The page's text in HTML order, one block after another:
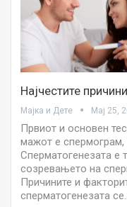
Најчестите
Мајка и Дете Мај 25,
Првиот и основен
мажот е спермограм,
Сперматогенезата е
созревањето на
Причините и
сперматогенезата се…